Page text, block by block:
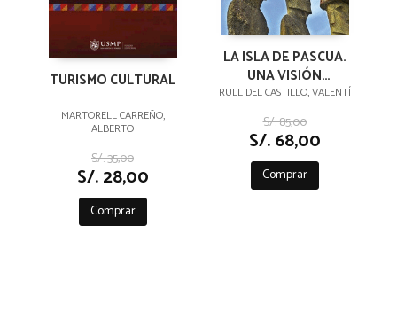
TURISMO CULTURAL
MARTORELL CARREÑO,
ALBERTO
S/. 35,00
S/. 28,00
Comprar
LA ISLA DE PASCUA.
UNA VISIÓN
CIENTÍFICA
RULL DEL CASTILLO, VALENTÍ
S/. 85,00
S/. 68,00
Comprar